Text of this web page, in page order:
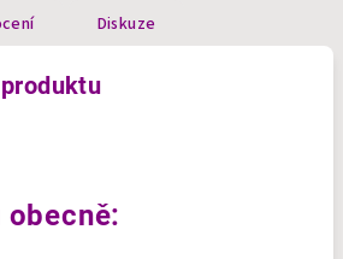
Diskuze
obecně: